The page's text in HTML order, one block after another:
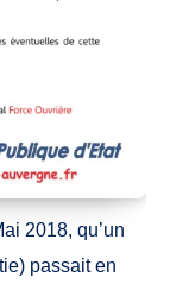
2018, qu’un
passait en